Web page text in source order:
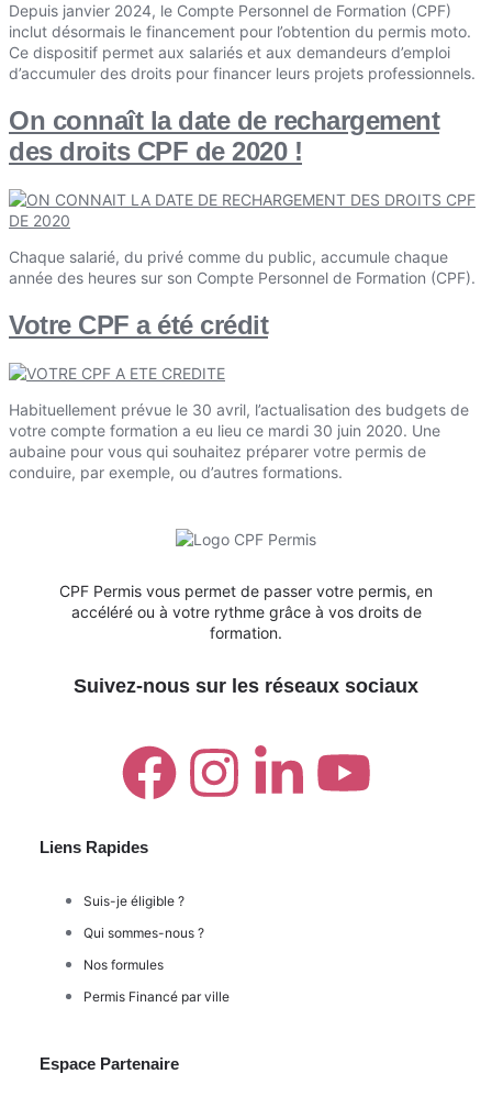
Depuis janvier 2024, le Compte Personnel de Formation (CPF)
inclut désormais le financement pour l’obtention du permis moto.
Ce dispositif permet aux salariés et aux demandeurs d’emploi
d’accumuler des droits pour financer leurs projets professionnels.
On connaît la date de rechargement
des droits CPF de 2020 !
Chaque salarié, du privé comme du public, accumule chaque
année des heures sur son Compte Personnel de Formation (CPF).
Votre CPF a été crédit
Habituellement prévue le 30 avril, l’actualisation des budgets de
votre compte formation a eu lieu ce mardi 30 juin 2020. Une
aubaine pour vous qui souhaitez préparer votre permis de
conduire, par exemple, ou d’autres formations.
CPF Permis vous permet de passer votre permis, en
accéléré ou à votre rythme grâce à vos droits de
formation.
Suivez-nous sur les réseaux sociaux
Liens Rapides
Suis-je éligible ?
Qui sommes-nous ?
Nos formules
Permis Financé par ville
Espace Partenaire